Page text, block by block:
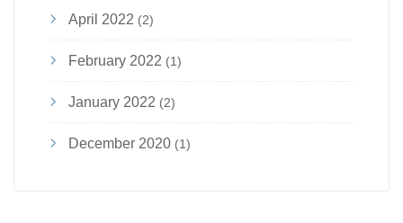
April 2022 (2)
February 2022 (1)
January 2022 (2)
December 2020 (1)